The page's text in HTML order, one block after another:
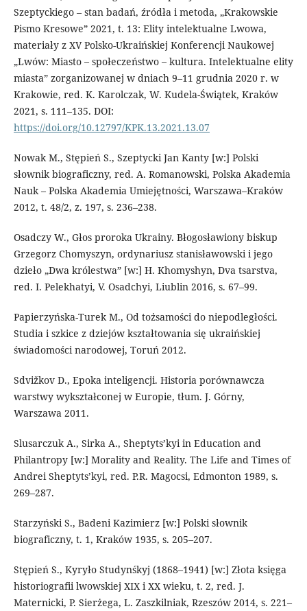
Szeptyckiego – stan badań, źródła i metoda, „Krakowskie
Pismo Kresowe” 2021, t. 13: Elity intelektualne Lwowa,
materiały z XV Polsko-Ukraińskiej Konferencji Naukowej
„Lwów: Miasto – społeczeństwo – kultura. Intelektualne elity
miasta” zorganizowanej w dniach 9–11 grudnia 2020 r. w
Krakowie, red. K. Karolczak, W. Kudela-Świątek, Kraków
2021, s. 111–135. DOI:
https://doi.org/10.12797/KPK.13.2021.13.07
Nowak M., Stępień S., Szeptycki Jan Kanty [w:] Polski
słownik biograficzny, red. A. Romanowski, Polska Akademia
Nauk – Polska Akademia Umiejętności, Warszawa–Kraków
2012, t. 48/2, z. 197, s. 236–238.
Osadczy W., Głos proroka Ukrainy. Błogosławiony biskup
Grzegorz Chomyszyn, ordynariusz stanisławowski i jego
dzieło „Dwa królestwa” [w:] H. Khomyshyn, Dva tsarstva,
red. I. Pelekhatyi, V. Osadchyi, Liublin 2016, s. 67–99.
Papierzyńska-Turek M., Od tożsamości do niepodległości.
Studia i szkice z dziejów kształtowania się ukraińskiej
świadomości narodowej, Toruń 2012.
Sdvižkov D., Epoka inteligencji. Historia porównawcza
warstwy wykształconej w Europie, tłum. J. Górny,
Warszawa 2011.
Slusarczuk A., Sirka A., Sheptyts’kyi in Education and
Philantropy [w:] Morality and Reality. The Life and Times of
Andrei Sheptyts’kyi, red. P.R. Magocsi, Edmonton 1989, s.
269–287.
Starzyński S., Badeni Kazimierz [w:] Polski słownik
biograficzny, t. 1, Kraków 1935, s. 205–207.
Stępień S., Kyryło Studynśkyj (1868–1941) [w:] Złota księga
historiografii lwowskiej XIX i XX wieku, t. 2, red. J.
Maternicki, P. Sierżega, L. Zaszkilniak, Rzeszów 2014, s. 221–